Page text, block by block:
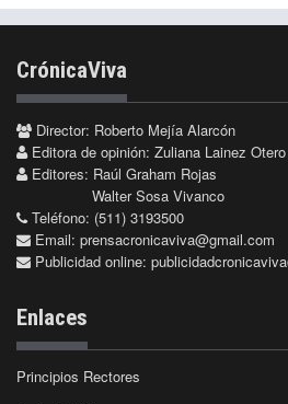
CrónicaViva
Director: Roberto Mejía Alarcón
Editora de opinión: Zuliana Lainez Otero
Editores: Raúl Graham Rojas
Walter Sosa Vivanco
Teléfono: (511) 3193500
Email: prensacronicaviva@gmail.com
Publicidad online:
Enlaces
Principios Rectores